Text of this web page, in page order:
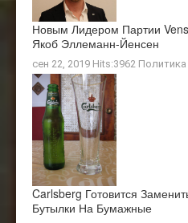
Новым Лидером Партии
Якоб Эллеманн-Йенсен
сен 22, 2019 Hits:3962 Политика
Carlsberg Готовится
Бутылки На Бумажные